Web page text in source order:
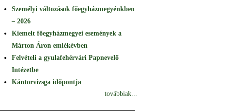
Személyi változások főegyházmegyénkben
– 2026
Kiemelt főegyházmegyei események a
Márton Áron emlékévben
Felvételi a gyulafehérvári Papnevelő
Intézetbe
Kántorvizsga időpontja
továbbiak...